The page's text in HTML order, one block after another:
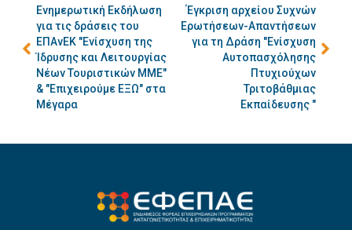
Ενημερωτική Εκδήλωση
για τις δράσεις του
ΕΠΑνΕΚ "Ενίσχυση της
Ίδρυσης και Λειτουργίας
Νέων Τουριστικών ΜΜΕ"
& "Επιχειρούμε ΕΞΩ" στα
Μέγαρα
Έγκριση αρχείου Συχνών
Ερωτήσεων-Απαντήσεων
για τη Δράση "Ενίσχυση
Αυτοπασχόλησης
Πτυχιούχων
Τριτοβάθμιας
Εκπαίδευσης "